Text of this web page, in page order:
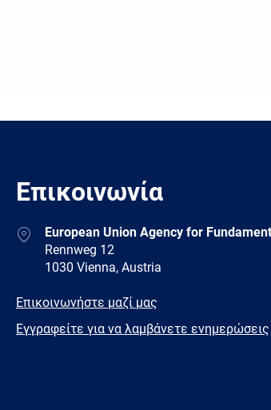
Επικοινωνία
AddressEuropean Union Agency for
Rennweg 12
1030 Vienna, Austria
E-
Επικοινωνήστε μαζί μας
Newsletter
Εγγραφείτε για να λαμβάνετε ενημερώσεις